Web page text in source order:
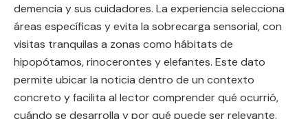
demencia y sus cuidadores. La experiencia selecciona
áreas específicas y evita la sobrecarga sensorial, con
visitas tranquilas a zonas como hábitats de
hipopótamos, rinocerontes y elefantes. Este dato
permite ubicar la noticia dentro de un contexto
concreto y facilita al lector comprender qué ocurrió,
cuándo se desarrolla y por qué puede ser relevante.